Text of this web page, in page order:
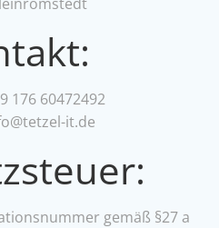
176 60472492
it.de
gemäß §27 a